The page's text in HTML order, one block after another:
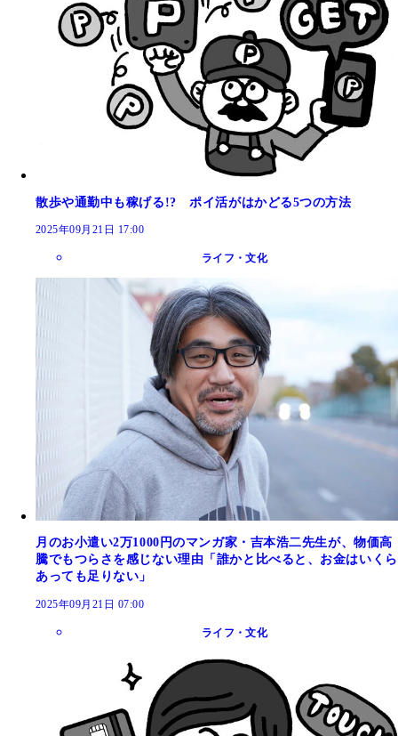
散歩や通勤中も稼げる!? ポイ活がはかどる5つの方法
2025年09月21日 17:00
ライフ・文化
月のお小遣い2万1000円のマンガ家・吉本浩二先生が、物価高
騰でもつらさを感じない理由「誰かと比べると、お金はいくら
あっても足りない」
2025年09月21日 07:00
ライフ・文化